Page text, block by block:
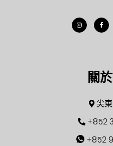
關
尖
+852
+852